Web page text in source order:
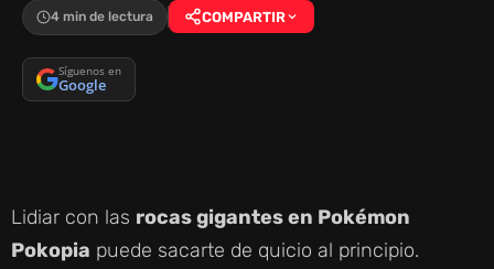
4 min de lectura COMPARTIR
Síguenos en
Google
Lidiar con las rocas gigantes en Pokémon
Pokopia puede sacarte de quicio al principio.